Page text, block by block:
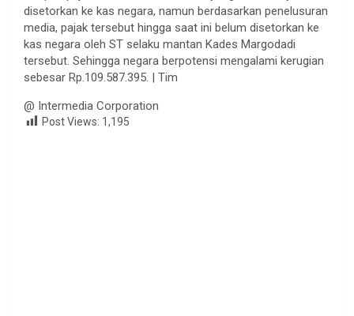
disetorkan ke kas negara, namun berdasarkan penelusuran
media, pajak tersebut hingga saat ini belum disetorkan ke
kas negara oleh ST selaku mantan Kades Margodadi
tersebut. Sehingga negara berpotensi mengalami kerugian
sebesar Rp.109.587.395. | Tim
@ Intermedia Corporation
Post Views: 1,195